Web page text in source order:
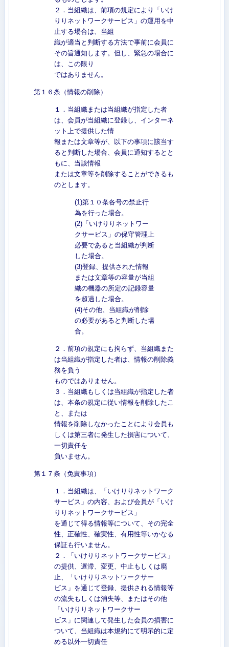
２．当組織は、前項の規定により「いけ
りりネットワークサービス」の運用を中
止する場合は、当組
織が適当と判断する方法で事前に会員に
その旨通知します。但し、緊急の場合に
は、この限り
ではありません。
第１６条（情報の削除）
１．当組織または当組織が指定した者
は、会員が当組織に登録し、インターネ
ット上で提供した情
報または文章等が、以下の事項に該当す
ると判断した場合、会員に通知するとと
もに、当該情報
または文章等を削除することができるも
のとします。
(1)第１０条各号の禁止行
為を行った場合。
(2)「いけりりネットワー
クサービス」の保守管理上
必要であると当組織が判断
した場合。
(3)登録、提供された情報
または文章等の容量が当組
織の機器の所定の記録容量
を超過した場合。
(4)その他、当組織が削除
の必要があると判断した場
合。
２．前項の規定にも拘らず、当組織また
は当組織が指定した者は、情報の削除義
務を負う
ものではありません。
３．当組織もしくは当組織が指定した者
は、本条の規定に従い情報を削除したこ
と、または
情報を削除しなかったことにより会員も
しくは第三者に発生した損害について、
一切責任を
負いません。
第１７条（免責事項）
１．当組織は、「いけりりネットワーク
サービス」の内容、および会員が「いけ
りりネットワークサービス」
を通じて得る情報等について、その完全
性、正確性、確実性、有用性等いかなる
保証も行いません。
２．「いけりりネットワークサービス」
の提供、遅滞、変更、中止もしくは廃
止、「いけりりネットワークサー
ビス」を通じて登録、提供される情報等
の流失もしくは消失等、またはその他
「いけりりネットワークサー
ビス」に関連して発生した会員の損害に
ついて、当組織は本規約にて明示的に定
める以外一切責任